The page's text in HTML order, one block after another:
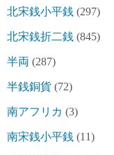
北宋銭小平銭 (297)
北宋銭折二銭 (845)
半両 (287)
半銭銅貨 (72)
南アフリカ (3)
南宋銭小平銭 (11)